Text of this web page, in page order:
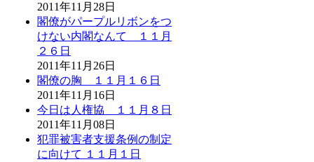
2011年11月28日
閣僚がパープルリボンをつ
けない内閣なんて １１月
２６日
2011年11月26日
閣僚の胸 １１月１６日
2011年11月16日
今日は人権協 １１月８日
2011年11月08日
犯罪被害者支援条例の制定
に向けて １１月１日